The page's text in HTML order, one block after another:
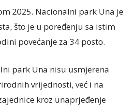
2025. Nacionalni park Una je
što je u poređenju sa istim
povećanje za 34 posto.
park Una nisu usmjerena
vrijednosti, već i na
kroz unaprjeđenje